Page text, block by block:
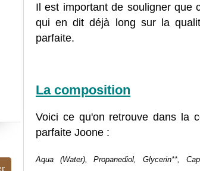
Il est important de souligner que
qui en dit déjà long sur la
parfaite.
La composition
Voici ce qu'on retrouve dans la
parfaite Joone :
Aqua (Water), Propanediol, Glycerin**,